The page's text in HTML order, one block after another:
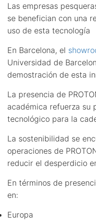
Las empresas
se benefician con una
uso de esta tecnología
En Barcelona, el
Universidad de
demostración de esta
La presencia de
académica refuerza su
tecnológico para la
La sostenibilidad se
operaciones de
reducir el desperdicio
En términos de
en:
Europa